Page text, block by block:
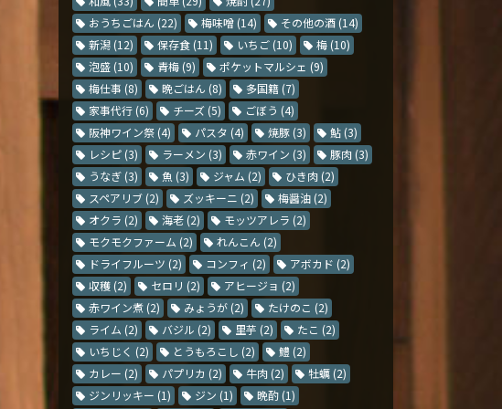
おうちごはん (22) 梅味噌 (14) その他の酒 (14)
新潟 (12) 保存食 (11) いちご (10) 梅 (10)
泡盛 (10) 青梅 (9) ポケットマルシェ (9)
梅仕事 (8) 晩ごはん (8) 多国籍 (7)
家事代行 (6) チーズ (5) ごぼう (4)
阪神ワイン祭 (4) パスタ (4) 焼豚 (3) 鮎 (3)
レシピ (3) ラーメン (3) 赤ワイン (3) 豚肉 (3)
うなぎ (3) 魚 (3) ジャム (2) ひき肉 (2)
スペアリブ (2) ズッキーニ (2) 梅醤油 (2)
オクラ (2) 海老 (2) モッツアレラ (2)
モクモクファーム (2) れんこん (2)
ドライフルーツ (2) コンフィ (2) アボカド (2)
収穫 (2) セロリ (2) アヒージョ (2)
赤ワイン煮 (2) みょうが (2) たけのこ (2)
ライム (2) バジル (2) 里芋 (2) たこ (2)
いちじく (2) とうもろこし (2) 鱧 (2)
カレー (2) パプリカ (2) 牛肉 (2) 牡蠣 (2)
ジンリッキー (1) ジン (1) 晩酌 (1)